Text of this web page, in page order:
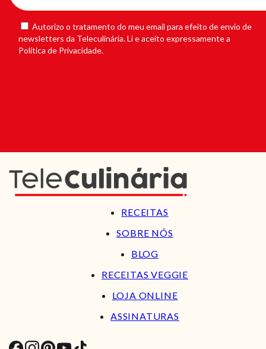
Autorizo o tratamento do meu email para efeito de envio de
newsletters da Teleculinária. Li e aceito expressamente a
Política de Privacidade.
RECEITAS
SOBRE NÓS
BLOG
RECEITAS VEGGIE
LOJA ONLINE
ASSINATURAS